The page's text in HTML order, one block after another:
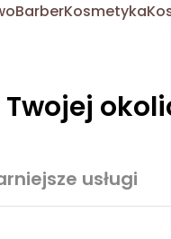
BarberKosmetyka
Twojej
usługi